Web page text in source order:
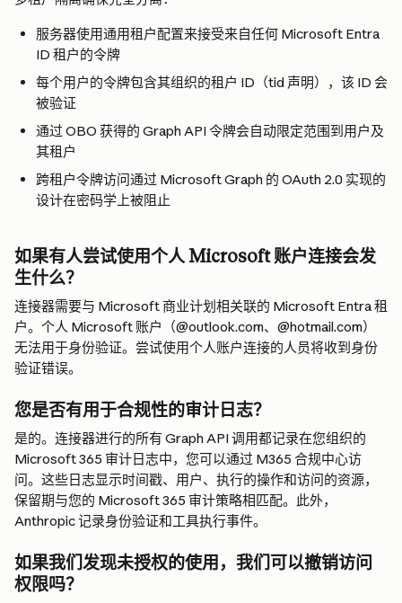
服务器使用通用租户配置来接受来自任何 Microsoft Entra
ID 租户的令牌
每个用户的令牌包含其组织的租户 ID（tid 声明），该 ID 会
被验证
通过 OBO 获得的 Graph API 令牌会自动限定范围到用户及
其租户
跨租户令牌访问通过 Microsoft Graph 的 OAuth 2.0 实现的
设计在密码学上被阻止
如果有人尝试使用个人 Microsoft 账户连接会发
生什么？
连接器需要与 Microsoft 商业计划相关联的 Microsoft Entra 租
户。个人 Microsoft 账户（@outlook.com、@hotmail.com）
无法用于身份验证。尝试使用个人账户连接的人员将收到身份
验证错误。
您是否有用于合规性的审计日志？
是的。连接器进行的所有 Graph API 调用都记录在您组织的
Microsoft 365 审计日志中，您可以通过 M365 合规中心访
问。这些日志显示时间戳、用户、执行的操作和访问的资源，
保留期与您的 Microsoft 365 审计策略相匹配。此外，
Anthropic 记录身份验证和工具执行事件。
如果我们发现未授权的使用，我们可以撤销访问
权限吗？